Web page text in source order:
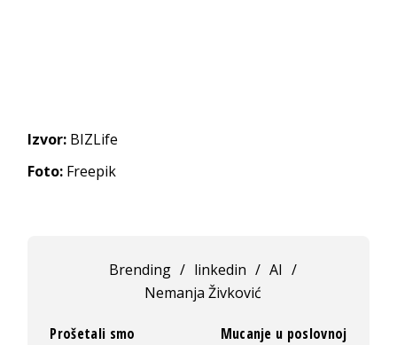
Izvor: BIZLife
Foto: Freepik
Brending / linkedin / AI /
Nemanja Živković
Prošetali smo
Mucanje u poslovnoj